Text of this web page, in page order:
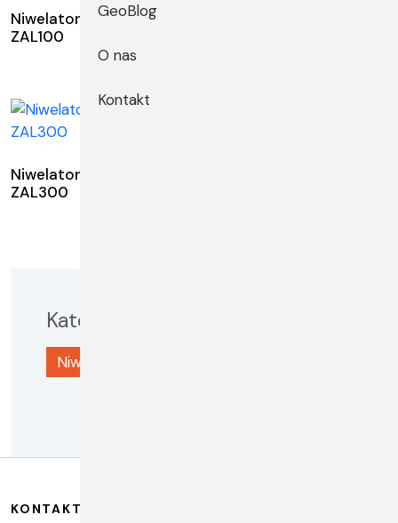
Niwelator optyczny
ZAL100
Niwelator optyczny
ZAL300
Kategoria
Niwelatory optyczne i kodowe
KONTAKT
GeoBlog
O nas
Kontakt